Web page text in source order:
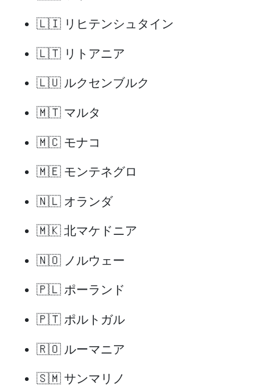
🇱🇮 リヒテンシュタイン
🇱🇹 リトアニア
🇱🇺 ルクセンブルク
🇲🇹 マルタ
🇲🇨 モナコ
🇲🇪 モンテネグロ
🇳🇱 オランダ
🇲🇰 北マケドニア
🇳🇴 ノルウェー
🇵🇱 ポーランド
🇵🇹 ポルトガル
🇷🇴 ルーマニア
🇸🇲 サンマリノ